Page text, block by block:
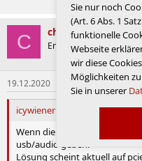
C chris1500
Enthusiast
19.12.2020
icywiener schrieb:
Wenn die Graka mit pcie4
usb/audio geben.
Lösung scheint aktuell auf
Sie nur noch
(Art. 6 Abs. 1
funktionelle
Webseite
wir diese
Möglichkeiten
Sie in unserer